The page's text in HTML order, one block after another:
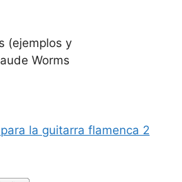
(ejemplos y
Worms
la guitarra flamenca 2